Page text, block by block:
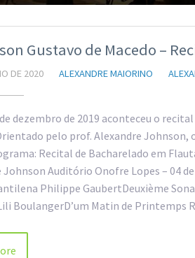
Gustavo de Macedo –
DE 2020 ALEXANDRE MAIORINO
dezembro de 2019 aconteceu o
pelo prof. Alexandre
Recital de Bacharelado em
Johnson Auditório Onofre Lopes – 04
Philippe GaubertDeuxième
BoulangerD’um Matin de Printemps